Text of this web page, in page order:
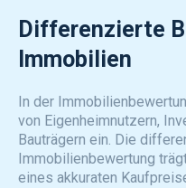
Differenzierte
Immobilien
In der
von Eigenheimnutzern,
Bauträgern ein. Die
Immobilienbewertung
eines akkuraten